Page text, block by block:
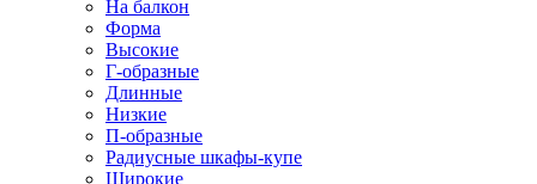
На балкон
Форма
Высокие
Г-образные
Длинные
Низкие
П-образные
Радиусные шкафы-купе
Широкие